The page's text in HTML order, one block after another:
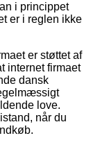
i princippet
er i reglen ikke
er støttet af
internet firmaet
dansk
love.
når du